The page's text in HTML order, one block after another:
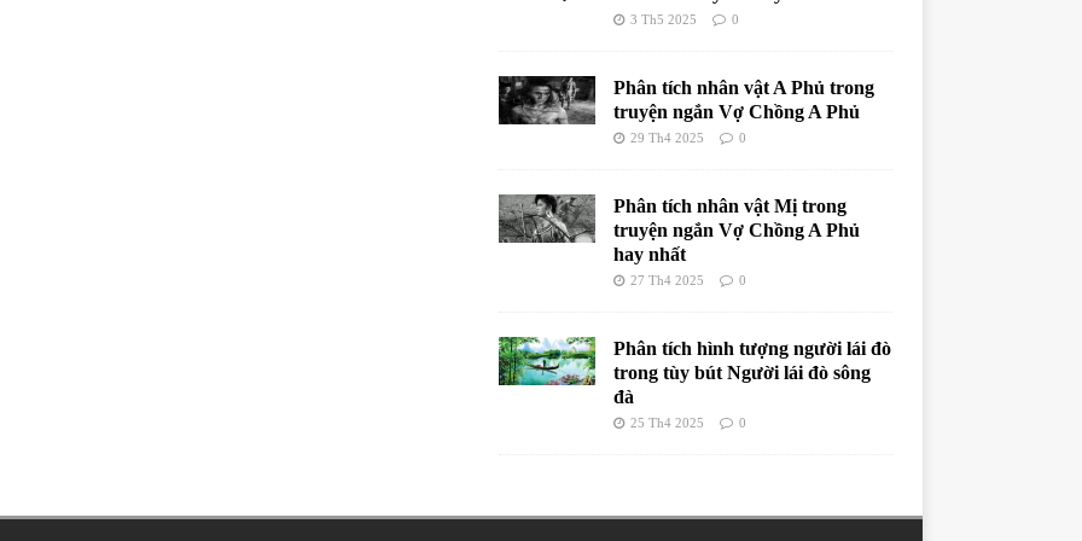
3 Th5 2025 0
Phân tích nhân vật A Phủ trong
truyện ngắn Vợ Chồng A Phủ
29 Th4 2025 0
Phân tích nhân vật Mị trong
truyện ngắn Vợ Chồng A Phủ
hay nhất
27 Th4 2025 0
Phân tích hình tượng người lái đò
trong tùy bút Người lái đò sông
đà
25 Th4 2025 0